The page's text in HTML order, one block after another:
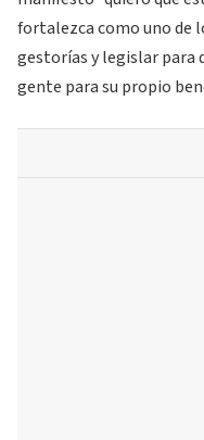
fortalezca como uno de
gestorías y legislar para
gente para su propio